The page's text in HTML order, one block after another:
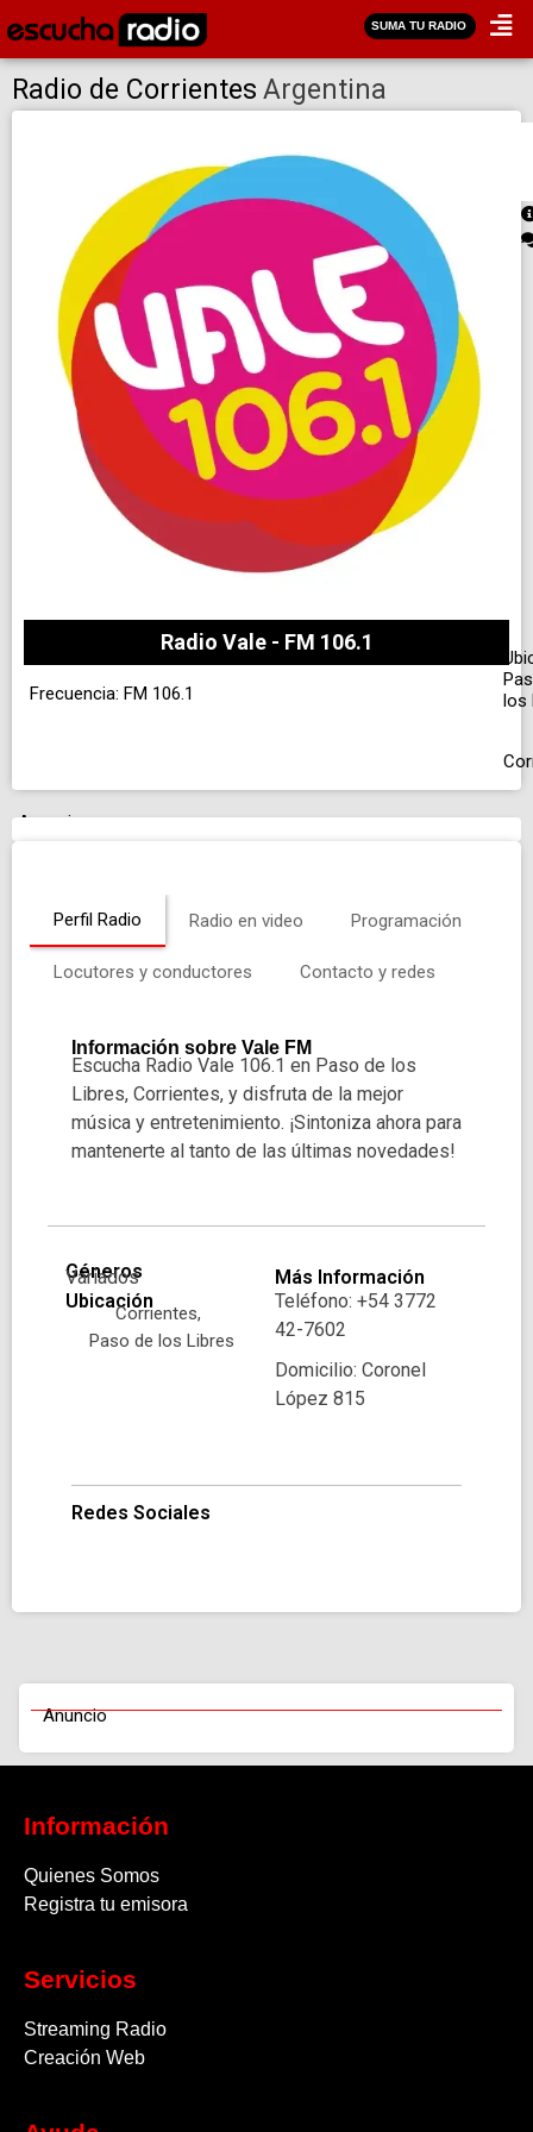
SUMA TU RADIO
Radio de Corrientes Argentina
Radio Vale - FM 106.1
Frecuencia: FM 106.1
los
Anuncio
Perfil Radio Radio en video Programación
Locutores y conductores Contacto y redes
Información sobre Vale FM
Escucha Radio Vale 106.1 en Paso de los
Libres, Corrientes, y disfruta de la mejor
música y entretenimiento. ¡Sintoniza ahora para
mantenerte al tanto de las últimas novedades!
Géneros
Variados
Ubicación
Corrientes,
Paso de los Libres
Más Información
Teléfono: +54 3772
42-7602
Domicilio: Coronel
López 815
Redes Sociales
Anuncio
Información
Quienes Somos
Registra tu emisora
Servicios
Streaming Radio
Creación Web